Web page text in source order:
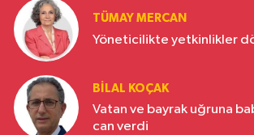
TÜMAY MERCAN
Yöneticilikte yetkinlikler
BILAL KOÇAK
Vatan ve bayrak uğruna
can verdi